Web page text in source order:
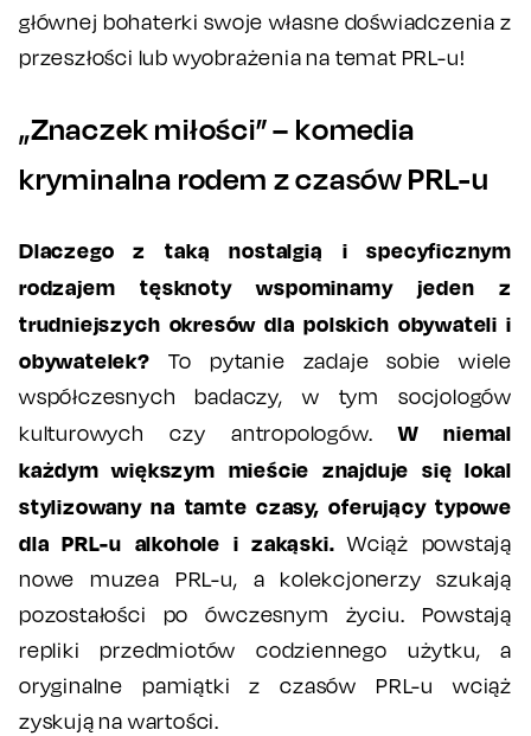
głównej bohaterki swoje własne doświadczenia z
przeszłości lub wyobrażenia na temat PRL-u!
„Znaczek miłości” – komedia
kryminalna rodem z czasów PRL-u
Dlaczego z taką nostalgią i specyficznym
rodzajem tęsknoty wspominamy jeden z
trudniejszych okresów dla polskich obywateli i
obywatelek? To pytanie zadaje sobie wiele
współczesnych badaczy, w tym socjologów
kulturowych czy antropologów.W niemal
każdym większym mieście znajduje się lokal
stylizowany na tamte czasy, oferujący typowe
dla PRL-u alkohole i zakąski. Wciąż powstają
nowe muzea PRL-u, a kolekcjonerzy szukają
pozostałości po ówczesnym życiu. Powstają
repliki przedmiotów codziennego użytku, a
oryginalne pamiątki z czasów PRL-u wciąż
zyskują na wartości.